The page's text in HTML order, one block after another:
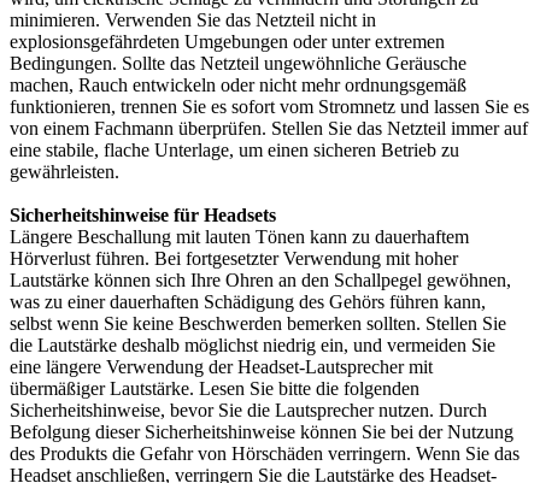
minimieren. Verwenden Sie das Netzteil nicht in
explosionsgefährdeten Umgebungen oder unter extremen
Bedingungen. Sollte das Netzteil ungewöhnliche Geräusche
machen, Rauch entwickeln oder nicht mehr ordnungsgemäß
funktionieren, trennen Sie es sofort vom Stromnetz und lassen Sie es
von einem Fachmann überprüfen. Stellen Sie das Netzteil immer auf
eine stabile, flache Unterlage, um einen sicheren Betrieb zu
gewährleisten.
Sicherheitshinweise für Headsets
Längere Beschallung mit lauten Tönen kann zu dauerhaftem
Hörverlust führen. Bei fortgesetzter Verwendung mit hoher
Lautstärke können sich Ihre Ohren an den Schallpegel gewöhnen,
was zu einer dauerhaften Schädigung des Gehörs führen kann,
selbst wenn Sie keine Beschwerden bemerken sollten. Stellen Sie
die Lautstärke deshalb möglichst niedrig ein, und vermeiden Sie
eine längere Verwendung der Headset-Lautsprecher mit
übermäßiger Lautstärke. Lesen Sie bitte die folgenden
Sicherheitshinweise, bevor Sie die Lautsprecher nutzen. Durch
Befolgung dieser Sicherheitshinweise können Sie bei der Nutzung
des Produkts die Gefahr von Hörschäden verringern. Wenn Sie das
Headset anschließen, verringern Sie die Lautstärke des Headset-